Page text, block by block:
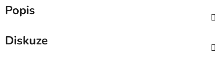
Popis
Diskuze